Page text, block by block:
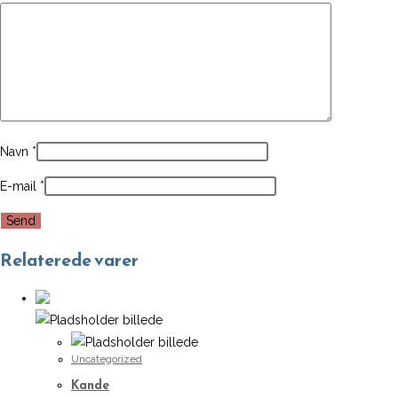
Navn *
E-mail *
Relaterede varer
Uncategorized
Kande